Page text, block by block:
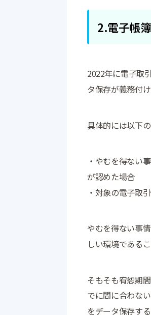
2.電子帳
2022年に電子取
タ保存が義務付
具体的には以下
・やむを得ない
が認めた場合
・対象の電子取
やむを得ない事
しい環境である
そもそも宥恕期
でに間に合わな
をデータ保存す